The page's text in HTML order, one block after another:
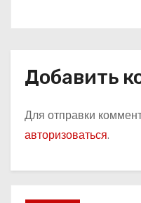
Добавить
Для отправки
авторизоваться.